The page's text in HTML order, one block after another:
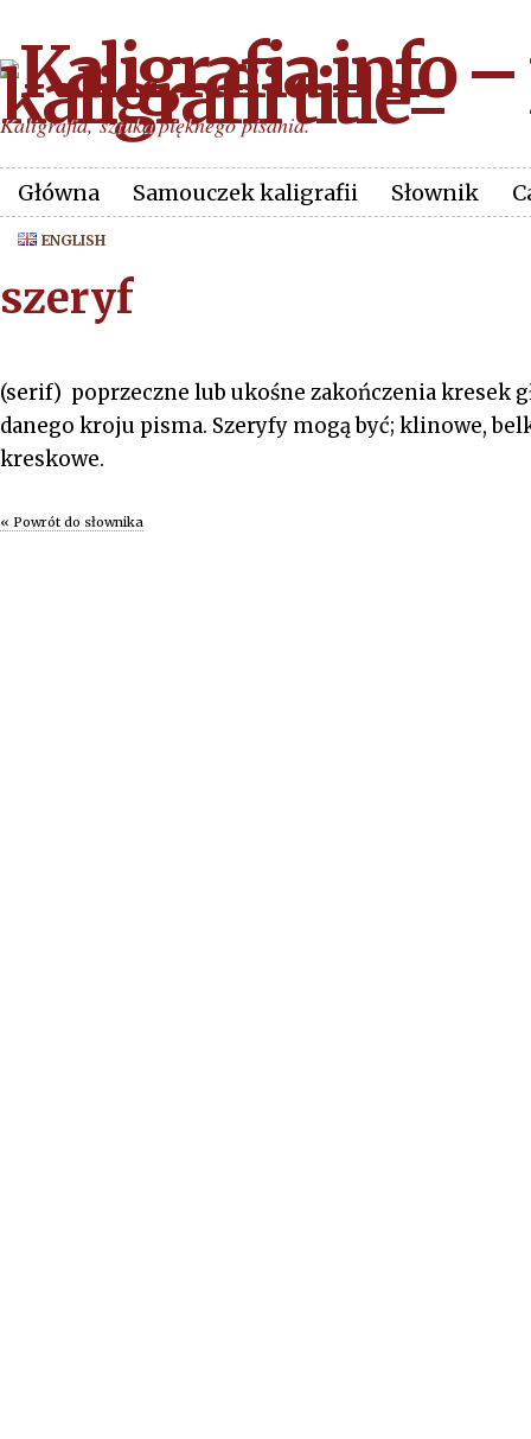
Kaligrafia, sztuka pięknego pisania.
Główna Samouczek kaligrafii Słownik
ENGLISH
szeryf
(serif) poprzeczne lub ukośne zakończenia kresek
danego kroju pisma. Szeryfy mogą być; klinowe,
kreskowe.
« Powrót do słownika